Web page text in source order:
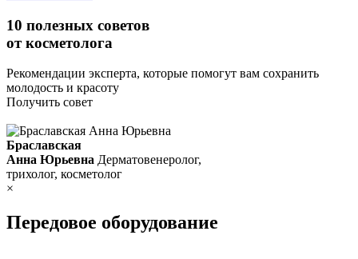
10 полезных советов
от косметолога
Рекомендации эксперта, которые помогут вам сохранить
молодость и красоту
Получить совет
Браславская
Анна Юрьевна Дерматовенеролог,
трихолог, косметолог
×
Передовое оборудование